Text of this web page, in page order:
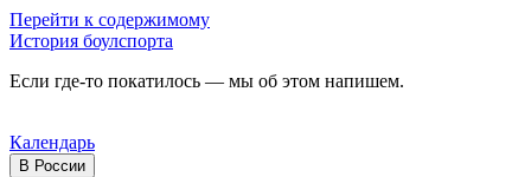
Перейти к содержимому
История боулспорта
Если где-то покатилось — мы об этом напишем.
Календарь
В России